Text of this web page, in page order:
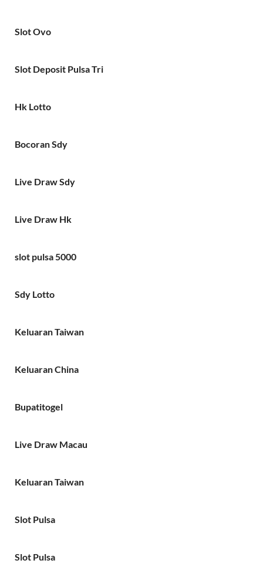
Slot Ovo
Slot Deposit Pulsa Tri
Hk Lotto
Bocoran Sdy
Live Draw Sdy
Live Draw Hk
slot pulsa 5000
Sdy Lotto
Keluaran Taiwan
Keluaran China
Bupatitogel
Live Draw Macau
Keluaran Taiwan
Slot Pulsa
Slot Pulsa